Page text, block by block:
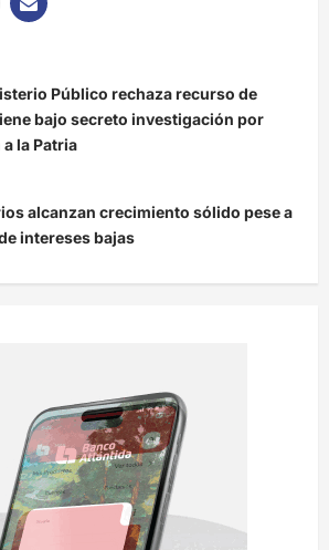
Público rechaza recurso de
bajo secreto investigación por
la Patria
alcanzan crecimiento sólido pese a
intereses bajas